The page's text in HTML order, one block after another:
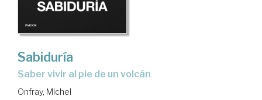
Sabiduría
saber vivir al pie de un volcán
Onfray, Michel